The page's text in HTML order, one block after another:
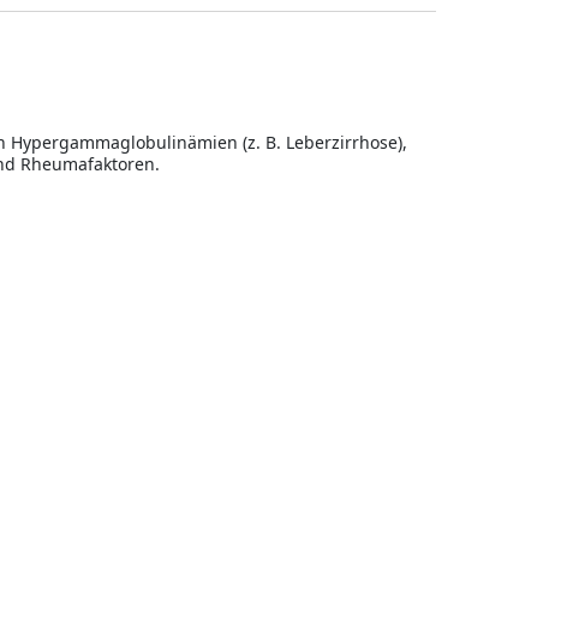
(z. B. Leberzirrhose),
Rheumafaktoren.